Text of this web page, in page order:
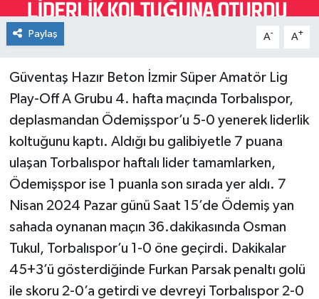
Paylaş A- A+
Güventaş Hazır Beton İzmir Süper Amatör Lig
Play-Off A Grubu 4. hafta maçında Torbalıspor,
deplasmandan Ödemişspor’u 5-0 yenerek liderlik
koltuğunu kaptı. Aldığı bu galibiyetle 7 puana
ulaşan Torbalıspor haftalı lider tamamlarken,
Ödemişspor ise 1 puanla son sırada yer aldı. 7
Nisan 2024 Pazar günü Saat 15’de Ödemiş yan
sahada oynanan maçın 36.dakikasında Osman
Tukul, Torbalıspor’u 1-0 öne geçirdi. Dakikalar
45+3’ü gösterdiğinde Furkan Parsak penaltı golü
ile skoru 2-0’a getirdi ve devreyi Torbalıspor 2-0